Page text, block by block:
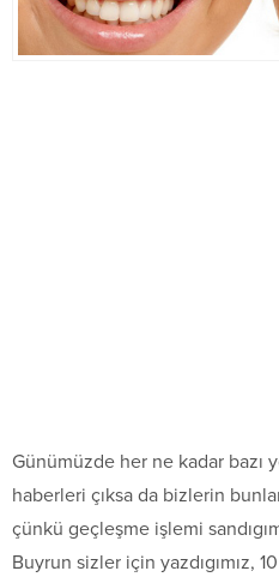
Günümüzde her ne kadar
haberleri çıksa da bizlerin
çünkü geçleşme işlemi
Buyrun sizler için yazdıgımız,